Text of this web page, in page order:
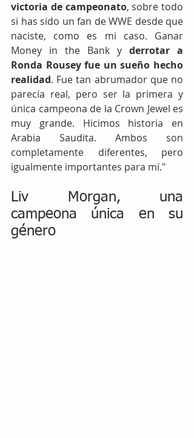
victoria de campeonato, sobre todo
si has sido un fan de WWE desde que
naciste, como es mi caso.
Ganar
Money in the Bank y derrotar a
Ronda Rousey fue un sueño hecho
realidad. Fue tan abrumador que no
parecía real, pero ser la primera y
única campeona de la Crown Jewel es
muy grande. Hicimos historia en
Arabia Saudita. Ambos son
completamente diferentes, pero
igualmente importantes para mí."
Liv Morgan, una
campeona única en su
género